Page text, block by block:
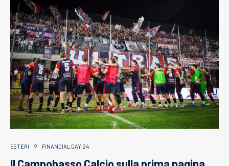
ESTERI FINANCIAL DAY 24